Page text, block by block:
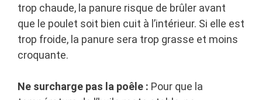
trop chaude, la panure risque de brûler avant
que le poulet soit bien cuit à l’intérieur. Si elle est
trop froide, la panure sera trop grasse et moins
croquante.
Ne surcharge pas la poêle : Pour que la